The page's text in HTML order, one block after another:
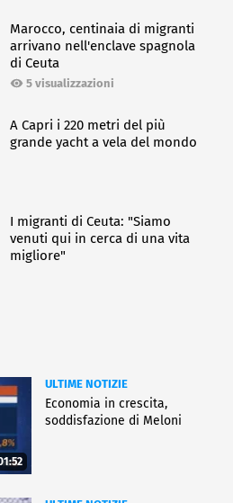
Marocco, centinaia di migranti
arrivano nell'enclave spagnola
di Ceuta
5 visualizzazioni
A Capri i 220 metri del più
grande yacht a vela del mondo
I migranti di Ceuta: "Siamo
venuti qui in cerca di una vita
migliore"
ULTIME NOTIZIE
Economia in crescita,
soddisfazione di Meloni